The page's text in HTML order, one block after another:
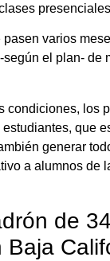
varios
el plan- de
condiciones, los
que
generar
a alumnos de
de
Baja